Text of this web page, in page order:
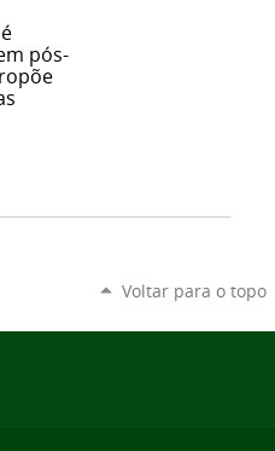
pós-
Voltar para o topo